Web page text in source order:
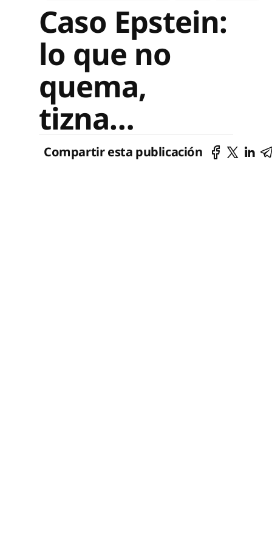
Caso Epstein:
lo que no
quema,
tizna…
Compartir esta publicación